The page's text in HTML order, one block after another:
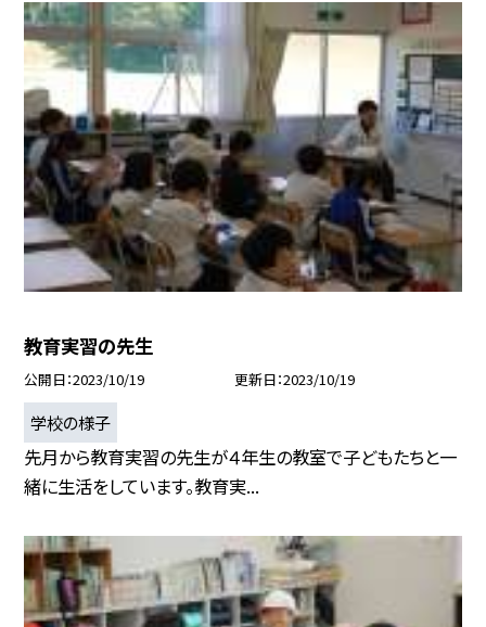
教育実習の先生
公開日 2023/10/19 更新日 2023/10/19
学校の様子
先月から教育実習の先生が４年生の教室で子どもたちと一
緒に生活をしています。教育実...